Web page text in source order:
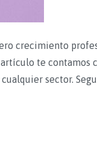
crecimiento
te contamos
sector.